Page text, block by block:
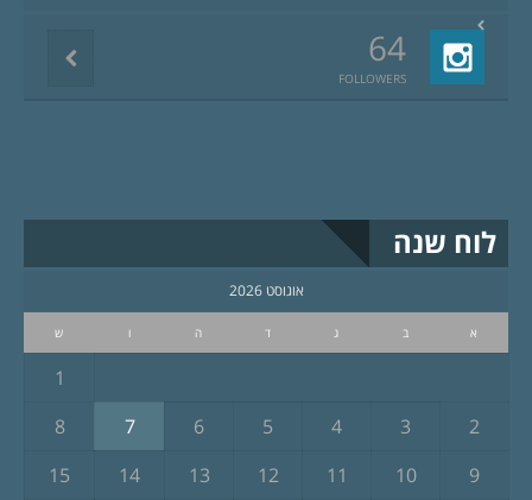
64
FOLLOWERS
לוח שנה
אוגוסט 2026
א ב ג ד ה ו ש
1
2
3
4
5
6
7
8
9
10
11
12
13
14
15